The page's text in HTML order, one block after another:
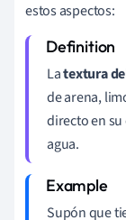
estos aspectos:
Latextura
de arena,
directo en
agua.
Supón que